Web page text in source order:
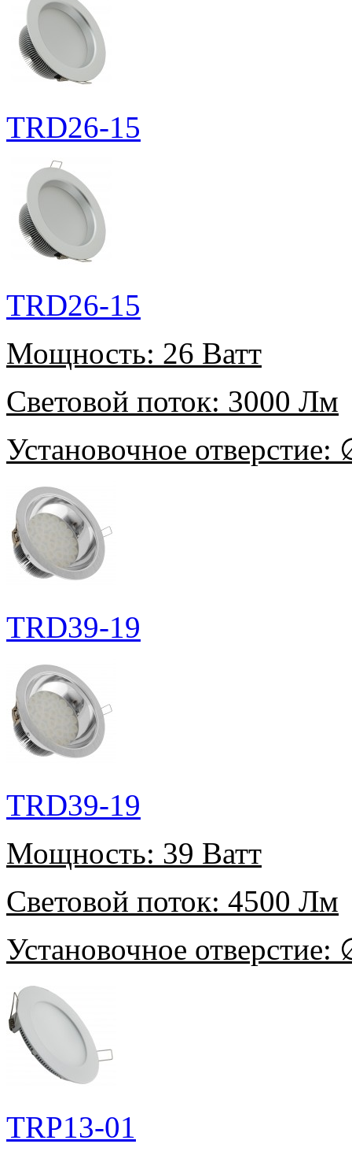
TRD26-15
TRD26-15
Мощность: 26 Ватт
Световой поток: 3000 Лм
Установочное отверстие:
TRD39-19
TRD39-19
Мощность: 39 Ватт
Световой поток: 4500 Лм
Установочное отверстие:
TRP13-01